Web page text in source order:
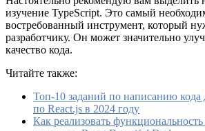
изучение TypeScript. Это самый
востребованный инструмент, который
разработчику. Он может значительно
качество кода.
Читайте также:
Топ-10 заданий по написанию кода
по React.js в 2024 году
Как реализовать